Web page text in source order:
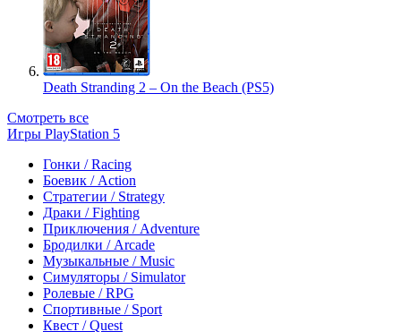
Death Stranding 2 – On the Beach (PS5)
Смотреть все
Игры PlayStation 5
Гонки / Racing
Боевик / Action
Стратегии / Strategy
Драки / Fighting
Приключения / Adventure
Бродилки / Arcade
Музыкальные / Music
Симуляторы / Simulator
Ролевые / RPG
Спортивные / Sport
Квест / Quest